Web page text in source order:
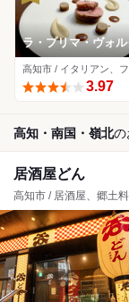
ラ・プリマ・ヴォ
3.97
高知・南国・嶺北の
居酒屋どん
高知市 / 居酒屋、郷土